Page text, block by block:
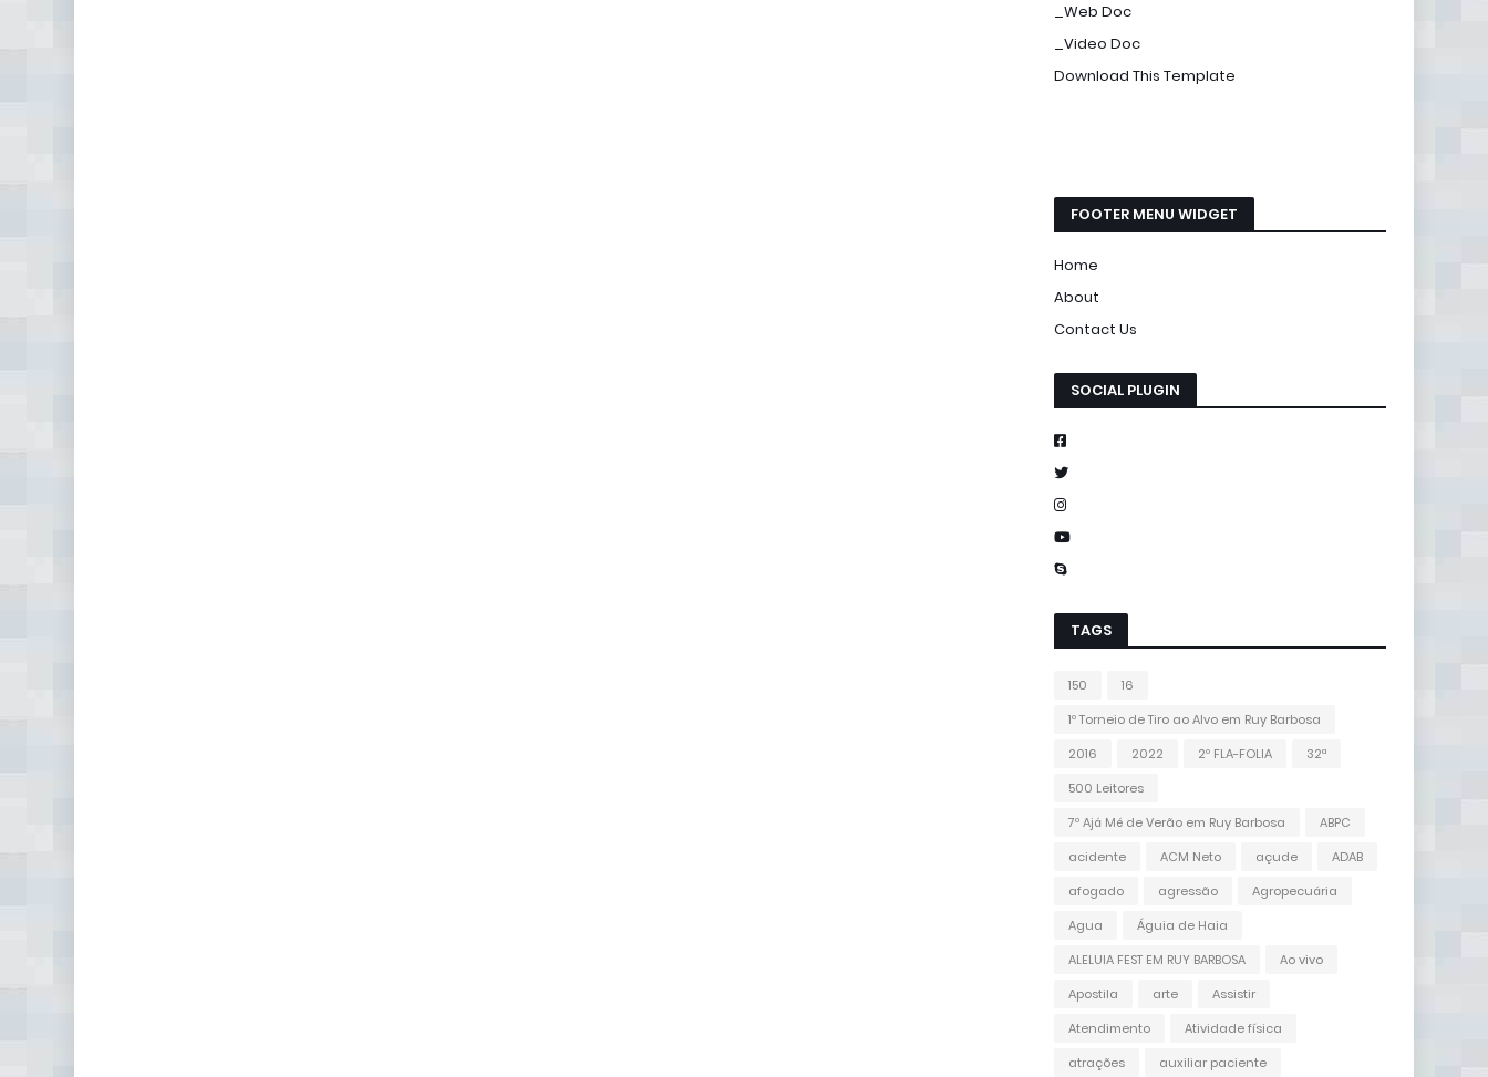
_Web Doc
_Video Doc
Download This Template
FOOTER MENU WIDGET
Home
About
Contact Us
SOCIAL PLUGIN
TAGS
150
16
1º Torneio de Tiro ao Alvo em Ruy Barbosa
2016
2022 2º FLA-FOLIA
32ª
500 Leitores
7º Ajá Mé de Verão em Ruy Barbosa
ABPC
acidente
ACM Neto açude
ADAB
afogado
agressão
Agropecuária
Agua
Águia de Haia
ALELUIA FEST EM RUY BARBOSA
Ao vivo
Apostila
arte
Assistir
Atendimento
Atividade física
atrações
auxiliar paciente